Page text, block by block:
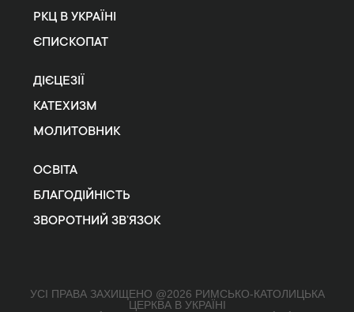
РКЦ В УКРАЇНІ
ЄПИСКОПАТ
ДІЄЦЕЗІЇ
КАТЕХИЗМ
МОЛИТОВНИК
ОСВІТА
БЛАГОДІЙНІСТЬ
ЗВОРОТНИЙ ЗВ’ЯЗОК
УСІ ПРАВА ЗАХИЩЕНО @2026 РИМСЬКО-КАТОЛИЦЬКА
ЦЕРКВА В УКРАЇНІ